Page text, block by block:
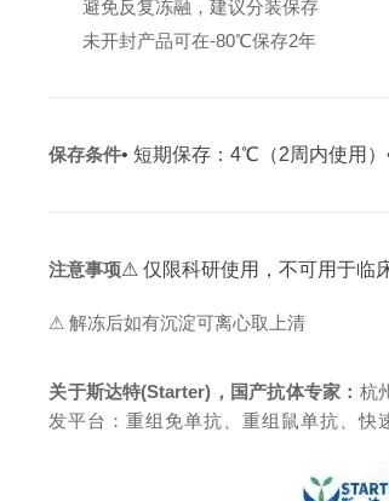
避免反复冻融，建议分装保存
未开封产品可在-80℃保存2年
保存条件• 短期保存：4℃（2周内使用）
注意事项⚠ 仅限科研使用，不可用于临
⚠ 解冻后如有沉淀可离心取上清
关于斯达特(Starter)，国产抗体专家： 杭
发平台：重组免单抗、重组鼠单抗、快